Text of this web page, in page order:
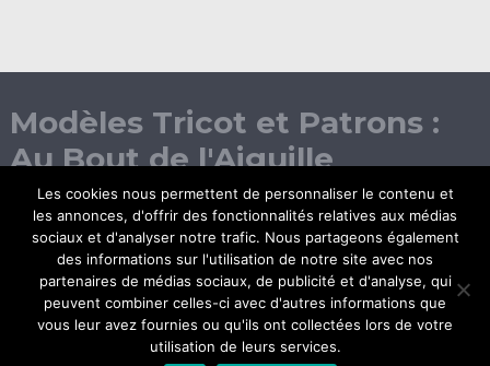
Modèles Tricot et Patrons :
Au Bout de l'Aiguille
Les cookies nous permettent de personnaliser le contenu et
les annonces, d'offrir des fonctionnalités relatives aux médias
sociaux et d'analyser notre trafic. Nous partageons également
des informations sur l'utilisation de notre site avec nos
partenaires de médias sociaux, de publicité et d'analyse, qui
peuvent combiner celles-ci avec d'autres informations que
vous leur avez fournies ou qu'ils ont collectées lors de votre
utilisation de leurs services.